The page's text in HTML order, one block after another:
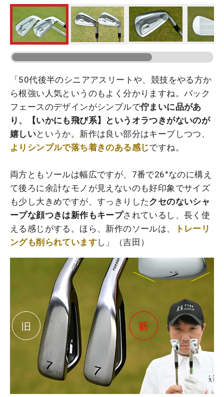
「50代後半のシニアアスリートや、競技をやる方か
ら根強い人気というのもよく分かりますね。バック
フェースのデザインがシンプルで佇まいに品があ
り、【いかにも飛び系】というオラつきがないのが
嬉しいというか。新作は良い部分はキープしつつ、
よりシンプルで落ち着きのある感じですね。
両方ともソールは幅広ですが、7番で26°なのに構え
て後ろに余計なモノが見えないのも好印象でサイズ
も少し大きめですが、すっきりしたクセのないシャ
ープな顔つきは新作もキープされているし、長く使
える感じがする。ほら、新作のソールは、
トレーリ
ングも削られていますし」（吉田）